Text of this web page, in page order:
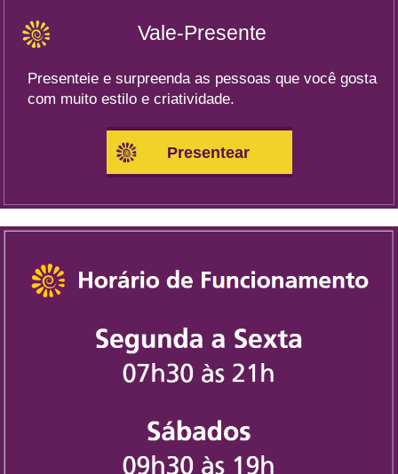
Vale-Presente
Presenteie e surpreenda as pessoas que você gosta
com muito estilo e criatividade.
Presentear